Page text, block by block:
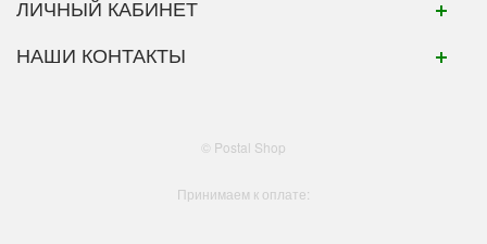
ЛИЧНЫЙ КАБИНЕТ
НАШИ КОНТАКТЫ
© Postal Shop
Принимаем к оплате: